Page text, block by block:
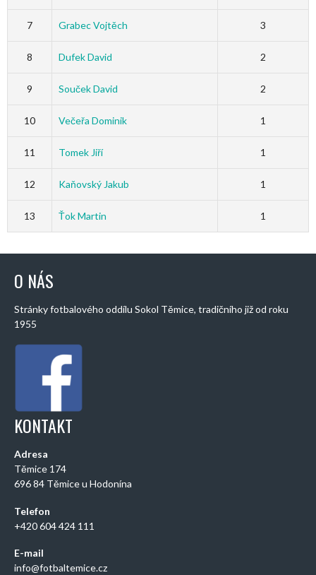
7 Grabec Vojtěch 3
8 Dufek David 2
9 Souček David 2
10 Večeřa Dominik 1
11 Tomek Jiří 1
12 Kaňovský Jakub 1
13 Ťok Martin 1
O NÁS
Stránky fotbalového oddílu Sokol Těmice, tradičního již od roku
1955
KONTAKT
Adresa
Těmice 174
696 84 Těmice u Hodonína
Telefon
+420 604 424 111
E-mail
info@fotbaltemice.cz